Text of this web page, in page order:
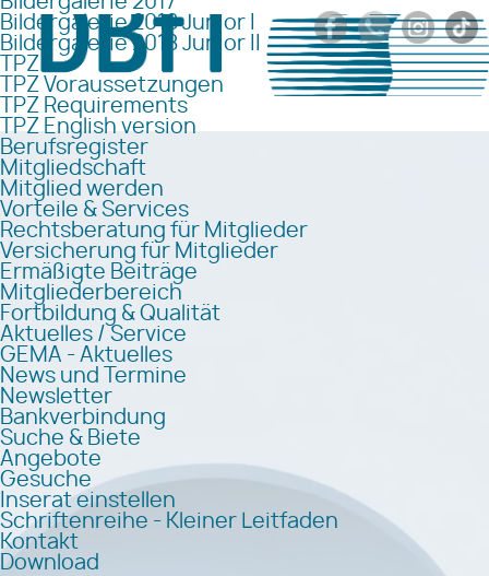
Bildergalerie 2018 Junior I
Bildergalerie 2018 Junior II
TPZ
TPZ Voraussetzungen
TPZ Requirements
TPZ English version
Berufsregister
Mitgliedschaft
Mitglied werden
Vorteile & Services
Rechtsberatung für Mitglieder
Versicherung für Mitglieder
Ermäßigte Beiträge
Mitgliederbereich
Fortbildung & Qualität
Aktuelles / Service
GEMA - Aktuelles
News und Termine
Newsletter
Bankverbindung
Suche & Biete
Angebote
Gesuche
Inserat einstellen
Schriftenreihe - Kleiner Leitfaden
Kontakt
Download